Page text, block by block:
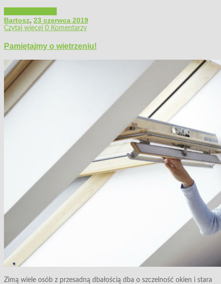
Bartosz, 23 czerwca 2019
Czytaj więcej 0 Komentarzy
Pamiętajmy o wietrzeniu!
Zimą wiele osób z przesadną dbałością dba o szczelność okien i stara